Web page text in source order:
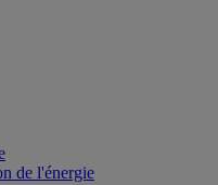
de l'énergie